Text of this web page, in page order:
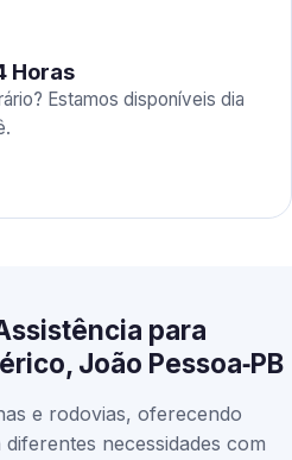
Horas
Estamos disponíveis dia
para
João Pessoa‑PB
e rodovias, oferecendo
necessidades com